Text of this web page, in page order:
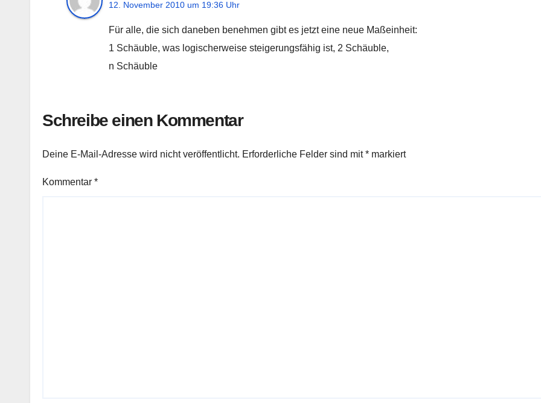
12. November 2010 um 19:36 Uhr
Für alle, die sich daneben benehmen gibt es jetzt eine neue Maßeinheit:
1 Schäuble, was logischerweise steigerungsfähig ist, 2 Schäuble,
n Schäuble
Schreibe einen Kommentar
Deine E-Mail-Adresse wird nicht veröffentlicht. Erforderliche Felder sind mit* markiert
Kommentar *